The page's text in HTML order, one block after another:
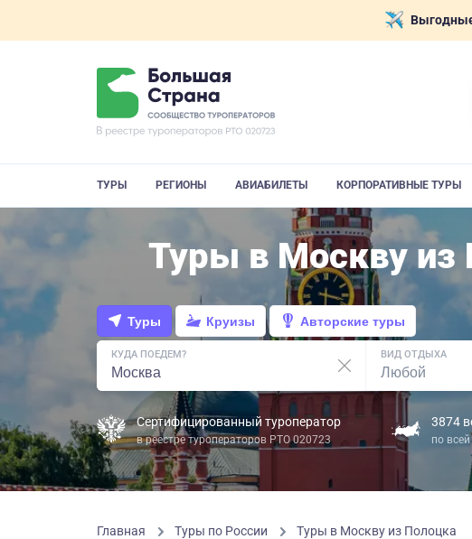
ТУРЫ РЕГИОНЫ АВИАБИЛЕТЫ КОРПОРАТИВНЫЕ ТУРЫ
Туры в Москву из
Туры Круизы Авторские туры
КУДА ПОЕДЕМ? ВИД ОТДЫХА
Сертифицированный туроператор
в реестре туроператоров РТО 020723
3874
по
Главная Туры по России Туры в Москву из Полоцка